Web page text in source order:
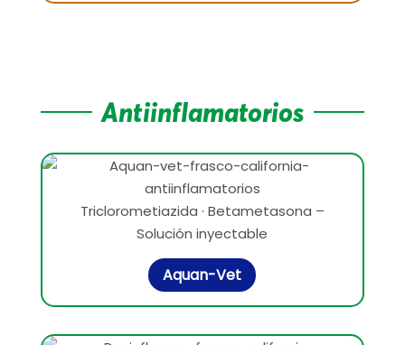
Antiinflamatorios
Triclorometiazida · Betametasona –
Solución inyectable
Aquan-Vet